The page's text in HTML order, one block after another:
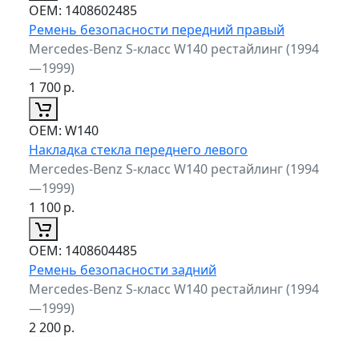
ОЕМ: 1408602485
Ремень безопасности передний правый
Mercedes-Benz S-класс W140 рестайлинг (1994
—1999)
1 700р.
ОЕМ: W140
Накладка стекла переднего левого
Mercedes-Benz S-класс W140 рестайлинг (1994
—1999)
1 100р.
ОЕМ: 1408604485
Ремень безопасности задний
Mercedes-Benz S-класс W140 рестайлинг (1994
—1999)
2 200р.